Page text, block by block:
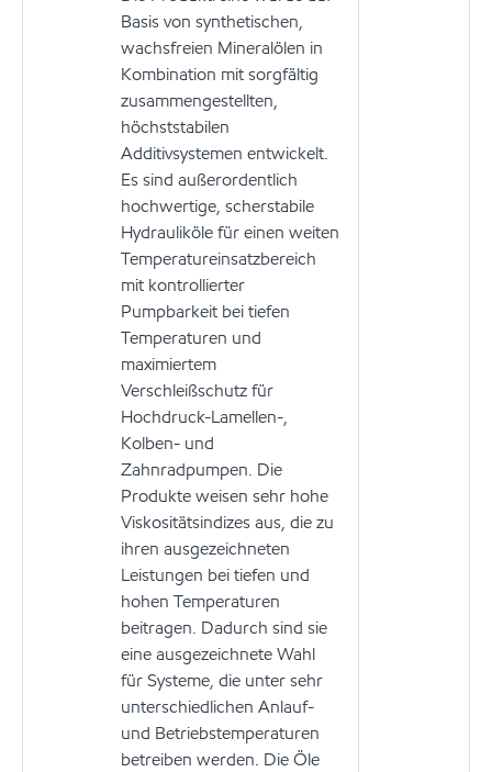
Basis von synthetischen,
wachsfreien Mineralölen in
Kombination mit sorgfältig
zusammengestellten,
höchststabilen
Additivsystemen entwickelt.
Es sind außerordentlich
hochwertige, scherstabile
Hydrauliköle für einen weiten
Temperatureinsatzbereich
mit kontrollierter
Pumpbarkeit bei tiefen
Temperaturen und
maximiertem
Verschleißschutz für
Hochdruck-Lamellen-,
Kolben- und
Zahnradpumpen. Die
Produkte weisen sehr hohe
Viskositätsindizes aus, die zu
ihren ausgezeichneten
Leistungen bei tiefen und
hohen Temperaturen
beitragen. Dadurch sind sie
eine ausgezeichnete Wahl
für Systeme, die unter sehr
unterschiedlichen Anlauf-
und Betriebstemperaturen
betreiben werden. Die Öle